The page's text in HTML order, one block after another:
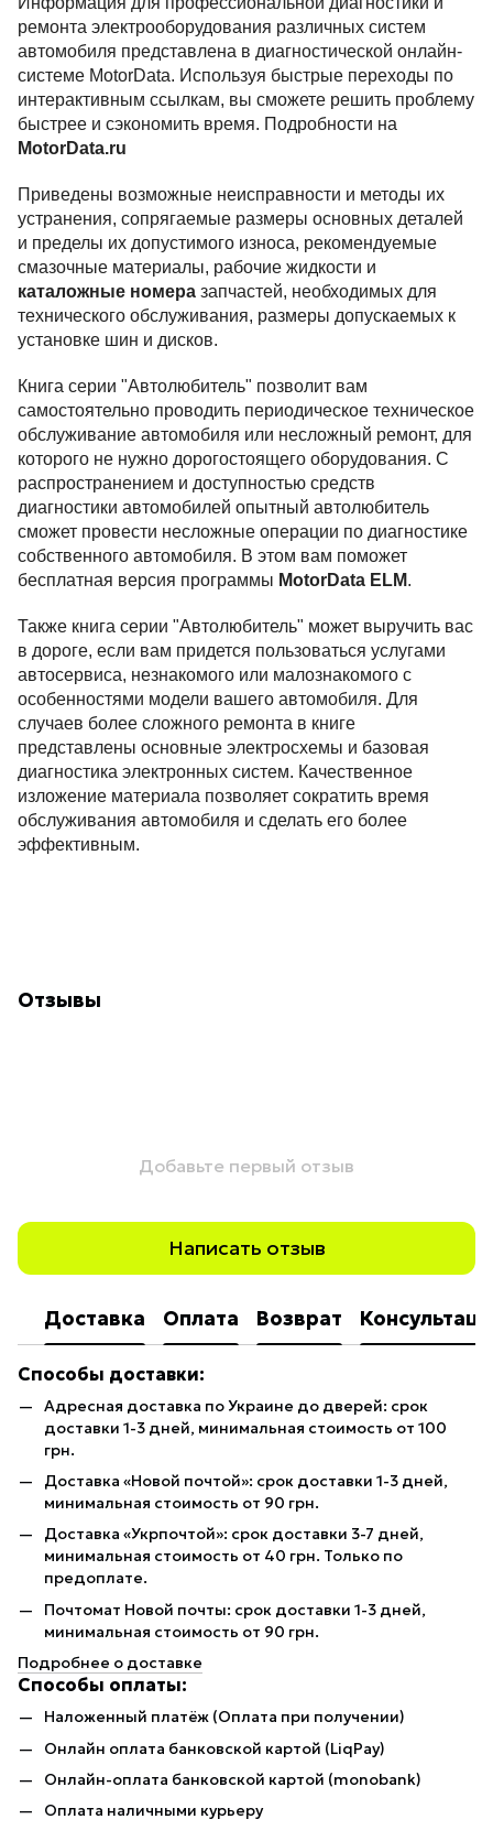
ремонта электрооборудования различных систем
автомобиля представлена в диагностической онлайн-
системе MotorData. Используя быстрые переходы по
интерактивным ссылкам, вы сможете решить проблему
быстрее и сэкономить время. Подробности на
MotorData.ru
Приведены возможные неисправности и методы их
устранения, сопрягаемые размеры основных деталей
и пределы их допустимого износа, рекомендуемые
смазочные материалы, рабочие жидкости и
каталожные номера запчастей, необходимых для
технического обслуживания, размеры допускаемых к
установке шин и дисков.
Книга серии "Автолюбитель" позволит вам
самостоятельно проводить периодическое техническое
обслуживание автомобиля или несложный ремонт, для
которого не нужно дорогостоящего оборудования. С
распространением и доступностью средств
диагностики автомобилей опытный автолюбитель
сможет провести несложные операции по диагностике
собственного автомобиля. В этом вам поможет
бесплатная версия программы MotorData ELM.
Также книга серии "Автолюбитель" может выручить вас
в дороге, если вам придется пользоваться услугами
автосервиса, незнакомого или малознакомого с
особенностями модели вашего автомобиля. Для
случаев более сложного ремонта в книге
представлены основные электросхемы и базовая
диагностика электронных систем. Качественное
изложение материала позволяет сократить время
обслуживания автомобиля и сделать его более
эффективным.
Отзывы
Добавьте первый отзыв
Написать отзыв
Доставка Оплата Возврат
Способы доставки:
Адресная доставка по Украине до дверей: срок
доставки 1-3 дней, минимальная стоимость от 100
грн.
Доставка «Новой почтой»: срок доставки 1-3 дней,
минимальная стоимость от 90 грн.
Доставка «Укрпочтой»: срок доставки 3-7 дней,
минимальная стоимость от 40 грн. Только по
предоплате.
Почтомат Новой почты: срок доставки 1-3 дней,
минимальная стоимость от 90 грн.
Подробнее о доставке
Способы оплаты:
Наложенный платёж (Оплата при получении)
Онлайн оплата банковской картой (LiqPay)
Онлайн-оплата банковской картой (monobank)
Оплата наличными курьеру